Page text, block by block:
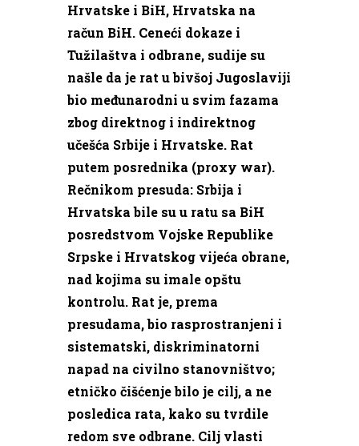
Hrvatske i BiH, Hrvatska na
račun BiH. Ceneći dokaze i
Tužilaštva i odbrane, sudije su
našle da je rat u bivšoj Jugoslaviji
bio međunarodni u svim fazama
zbog direktnog i indirektnog
učešća Srbije i Hrvatske. Rat
putem posrednika (proxy war).
Rečnikom presuda: Srbija i
Hrvatska bile su u ratu sa BiH
posredstvom Vojske Republike
Srpske i Hrvatskog vijeća obrane,
nad kojima su imale opštu
kontrolu. Rat je, prema
presudama, bio rasprostranjeni i
sistematski, diskriminatorni
napad na civilno stanovništvo;
etničko čišćenje bilo je cilj, a ne
posledica rata, kako su tvrdile
redom sve odbrane. Cilj vlasti